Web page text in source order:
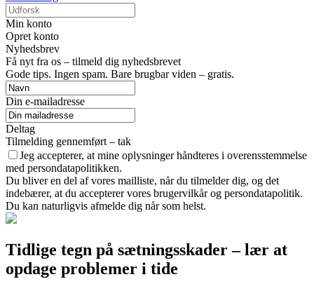
Min konto
Opret konto
Nyhedsbrev
Få nyt fra os – tilmeld dig nyhedsbrevet
Gode tips. Ingen spam. Bare brugbar viden – gratis.
Din e-mailadresse
Deltag
Tilmelding gennemført – tak
Jeg accepterer, at mine oplysninger håndteres i overensstemmelse
med persondatapolitikken.
Du bliver en del af vores mailliste, når du tilmelder dig, og det
indebærer, at du accepterer vores brugervilkår og persondatapolitik.
Du kan naturligvis afmelde dig når som helst.
Tidlige tegn på sætningsskader – lær at
opdage problemer i tide